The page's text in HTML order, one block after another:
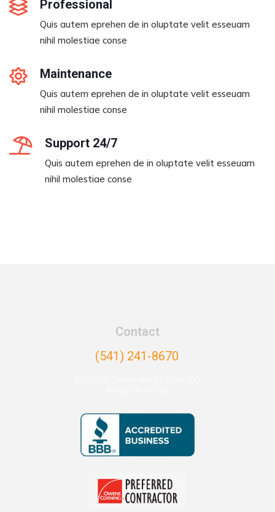
Professional
Quis autem eprehen de in oluptate velit esseuam
nihil molestiae conse
Maintenance
Quis autem eprehen de in oluptate velit esseuam
nihil molestiae conse
Support 24/7
Quis autem eprehen de in oluptate velit esseuam
nihil molestiae conse
Contact
(541) 241-8670